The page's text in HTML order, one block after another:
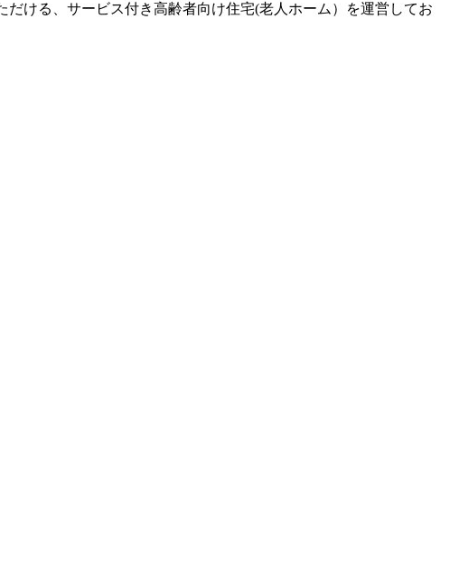
ける、サービス付き高齢者向け住宅(老人ホーム）を運営してお